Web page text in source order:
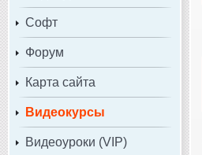
Софт
Форум
Карта сайта
Видеокурсы
Видеоуроки (VIP)